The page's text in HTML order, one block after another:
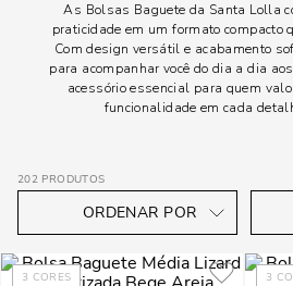
As Bolsas Baguete da Santa Lolla
praticidade em um formato compacto
Com design versátil e acabamento
para acompanhar você do dia a dia
acessório essencial para quem
funcionalidade em cada
202 PRODUTOS
3 CORES 3